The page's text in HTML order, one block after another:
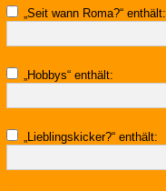
„Seit wann Roma?“ enthält:
„Hobbys“ enthält:
„Lieblingskicker?“ enthält: